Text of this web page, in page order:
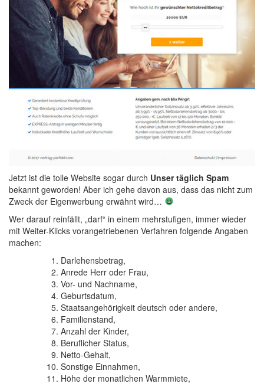
Jetzt ist die tolle Website sogar durch Unser täglich Spam
bekannt geworden! Aber ich gehe davon aus, dass das nicht zum
Zweck der Eigenwerbung erwähnt wird…
Wer darauf reinfällt, „darf“ in einem mehrstufigen, immer wieder
mit Weiter-Klicks vorangetriebenen Verfahren folgende Angaben
machen:
Darlehensbetrag,
Anrede Herr oder Frau,
Vor- und Nachname,
Geburtsdatum,
Staatsangehörigkeit deutsch oder andere,
Familienstand,
Anzahl der Kinder,
Beruflicher Status,
Netto-Gehalt,
Sonstige Einnahmen,
Höhe der monatlichen Warmmiete,